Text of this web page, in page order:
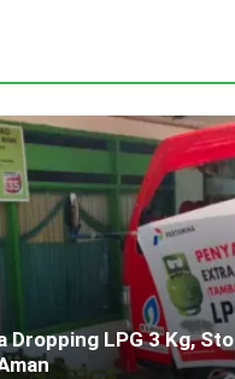
Dropping LPG 3 Kg,